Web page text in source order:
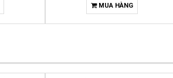
MUA HÀNG